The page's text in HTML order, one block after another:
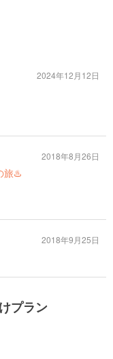
2024年12月12日
旅♨️
2018年8月26日
2018年9月25日
プラン